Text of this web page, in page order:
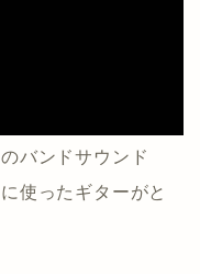
バンドサウンド
使ったギターがと